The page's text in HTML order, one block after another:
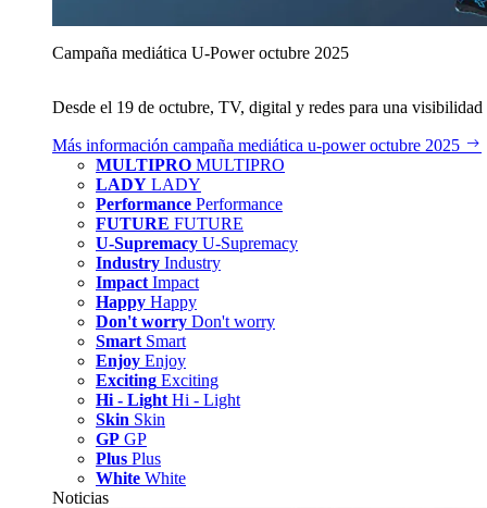
Campaña mediática U‑Power octubre 2025
Desde el 19 de octubre, TV, digital y redes para una
Más información campaña mediática u‑power octubre 2025
MULTIPRO MULTIPRO
LADY LADY
Performance Performance
FUTURE FUTURE
U-Supremacy U-Supremacy
Industry Industry
Impact Impact
Happy Happy
Don't worry Don't worry
Smart Smart
Enjoy Enjoy
Exciting Exciting
Hi - Light Hi - Light
Skin Skin
GP GP
Plus Plus
White White
Noticias